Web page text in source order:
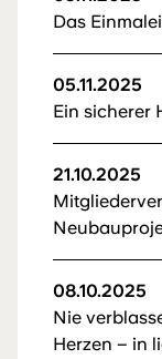
Das
05.11.2025
Ein sicherer
21.10.2025
08.10.2025
Nie
Herzen – in